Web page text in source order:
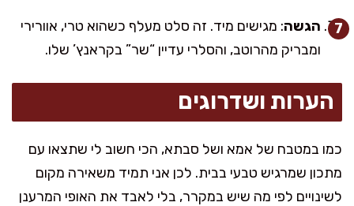
הגשה: מגישים מיד. זה סלט מעלף כשהוא טרי, אוורירי
ומבריק מהרוטב, והסלרי עדיין “שר” בקראנץ’ שלו.
הערות ושדרוגים
כמו במטבח של אמא ושל סבתא, הכי חשוב לי שתצאו עם
מתכון שמרגיש טבעי בבית. לכן אני תמיד משאירה מקום
לשינויים לפי מה שיש במקרר, בלי לאבד את האופי המרענן